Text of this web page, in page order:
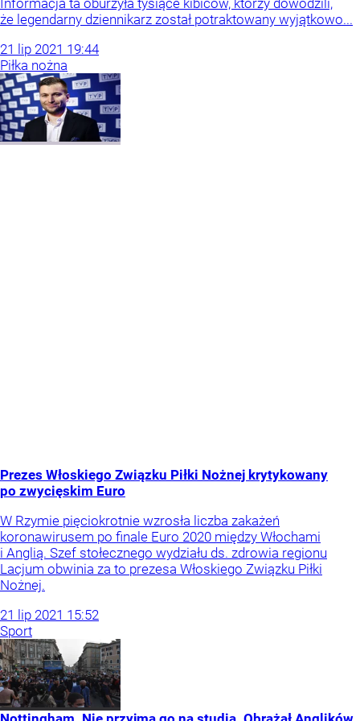
Informacja ta oburzyła tysiące kibiców, którzy dowodzili,
że legendarny dziennikarz został potraktowany wyjątkowo...
21 lip 2021 19:44
Piłka nożna
Prezes Włoskiego Związku Piłki Nożnej krytykowany
po zwycięskim Euro
W Rzymie pięciokrotnie wzrosła liczba zakażeń
koronawirusem po finale Euro 2020 między Włochami
i Anglią. Szef stołecznego wydziału ds. zdrowia regionu
Lacjum obwinia za to prezesa Włoskiego Związku Piłki
Nożnej.
21 lip 2021 15:52
Sport